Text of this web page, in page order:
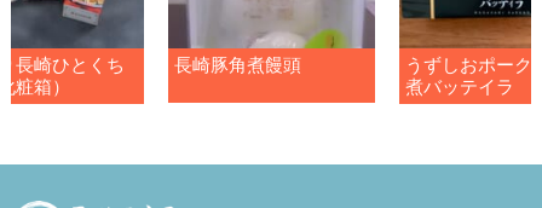
長崎ひとくち
粧箱）
長崎豚角煮饅頭
うずしおポーク
煮バッテイラ